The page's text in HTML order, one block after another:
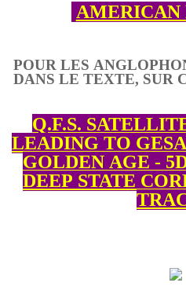
AMERICAN
POUR LES
DANS LE TEXTE, SUR
Q.F.S.
LEADING TO
GOLDEN AGE -
DEEP STATE